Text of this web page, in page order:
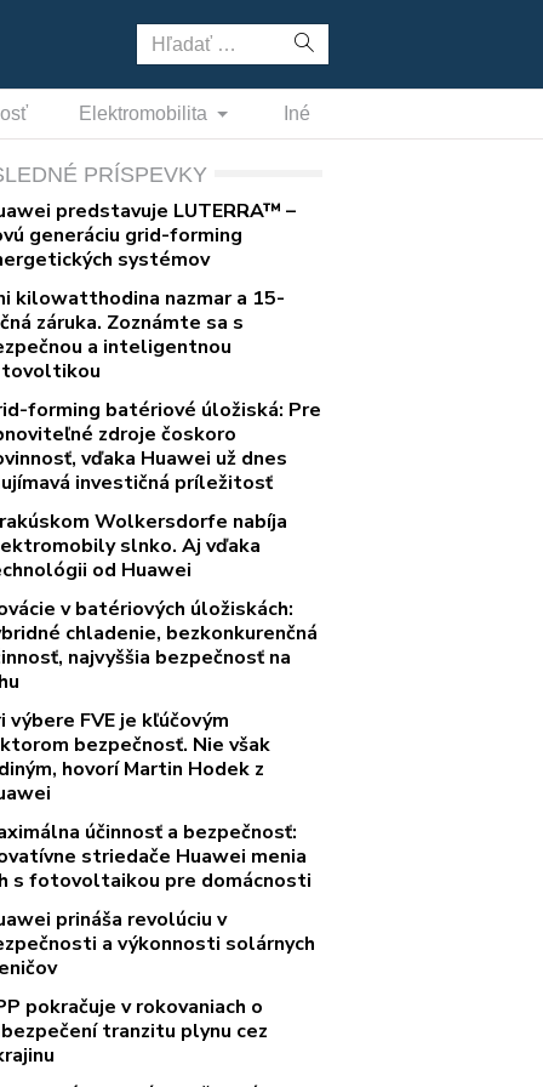
Hľadať:
Elektromobilita Iné
PRÍSPEVKY
predstavuje LUTERRA™ –
generáciu grid-forming
systémov
kilowatthodina nazmar a 15-
záruka. Zoznámte sa s
a inteligentnou
forming batériové úložiská: Pre
zdroje čoskoro
vďaka Huawei už dnes
investičná príležitosť
Wolkersdorfe nabíja
slnko. Aj vďaka
od Huawei
v batériových úložiskách:
chladenie, bezkonkurenčná
najvyššia bezpečnosť na
výbere FVE je kľúčovým
bezpečnosť. Nie však
hovorí Martin Hodek z
účinnosť a bezpečnosť:
striedače Huawei menia
s fotovoltaikou pre domácnosti
prináša revolúciu v
a výkonnosti solárnych
pokračuje v rokovaniach o
tranzitu plynu cez